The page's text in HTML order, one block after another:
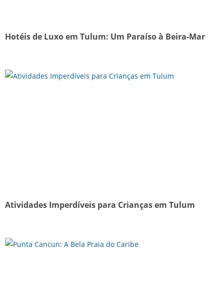
Hotéis de Luxo em Tulum: Um Paraíso à Beira-Mar
Atividades Imperdíveis para Crianças em Tulum